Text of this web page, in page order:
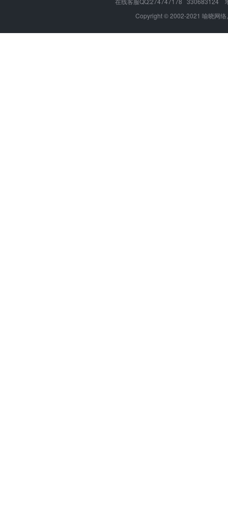
Copyright © 2002-2021 喻晓网